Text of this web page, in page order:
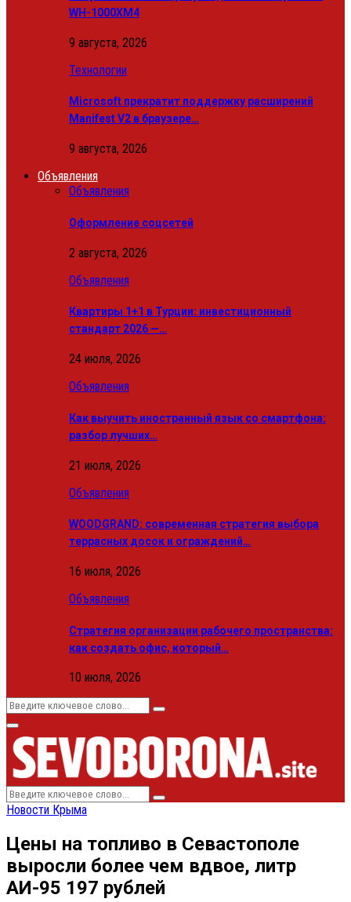
WH-1000XM4
9 августа, 2026
Технологии
Microsoft прекратит поддержку расширений
Manifest V2 в браузере…
9 августа, 2026
Объявления
Объявления
Оформление соцсетей
2 августа, 2026
Объявления
Квартиры 1+1 в Турции: инвестиционный
стандарт 2026 —…
24 июля, 2026
Объявления
Как выучить иностранный язык со смартфона:
разбор лучших…
21 июля, 2026
Объявления
WOODGRAND: современная стратегия выбора
террасных досок и ограждений…
16 июля, 2026
Объявления
Стратегия организации рабочего пространства:
как создать офис, который…
10 июля, 2026
Search
Search
Primary
Menu
Search
for:
Search
Новости Крыма
Цены на топливо в Севастополе
выросли более чем вдвое, литр
АИ-95 197 рублей